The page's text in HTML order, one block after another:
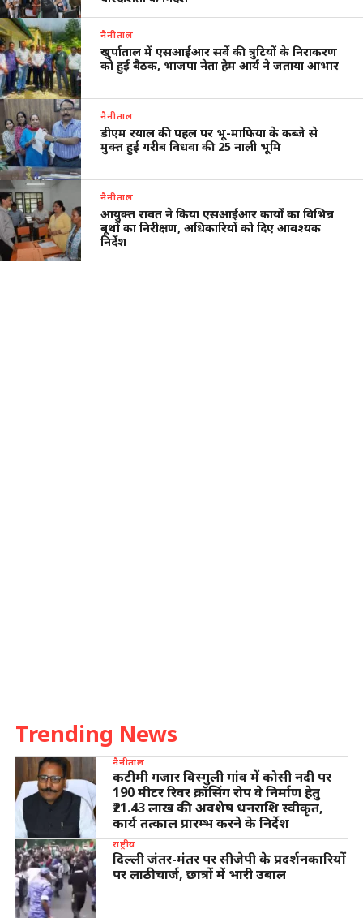
नैनीताल
खुर्पाताल में एसआईआर सर्वे की त्रुटियों के निराकरण
को हुई बैठक, भाजपा नेता हेम आर्य ने जताया आभार
नैनीताल
डीएम रयाल की पहल पर भू-माफिया के कब्जे से
मुक्त हुई गरीब विधवा की 25 नाली भूमि
नैनीताल
आयुक्त रावत ने किया एसआईआर कार्यों का विभिन्न
बूथों का निरीक्षण, अधिकारियों को दिए आवश्यक
निर्देश
Trending News
नैनीताल
कटीमी गजार विस्गुली गांव में कोसी नदी पर
190 मीटर रिवर क्रॉसिंग रोप वे निर्माण हेतु
₹21.43 लाख की अवशेष धनराशि स्वीकृत,
कार्य तत्काल प्रारम्भ करने के निर्देश
राष्ट्रीय
दिल्ली जंतर-मंतर पर सीजेपी के प्रदर्शनकारियों
पर लाठीचार्ज, छात्रों में भारी उबाल